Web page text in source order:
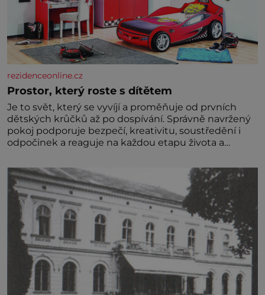
rezidenceonline.cz
Prostor, který roste s dítětem
Je to svět, který se vyvíjí a proměňuje od prvních
dětských krůčků až po dospívání. Správně navržený
pokoj podporuje bezpečí, kreativitu, soustředění i
odpočinek a reaguje na každou etapu života a
jednoduchost, měkkost a bezpečí, proto by pokoj
miminka měl působit především klidně a útulně.
Předškolní věk je